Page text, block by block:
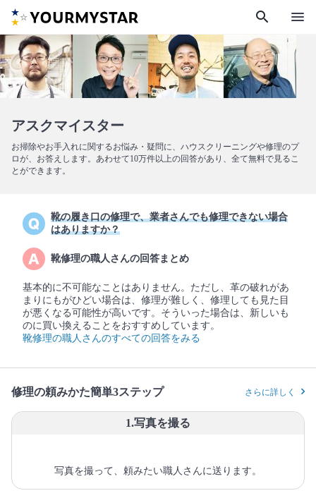
search menu
アスクマイスター
お掃除やお手入れに関するお悩み・疑問に、ハウスクリーニングや修理のプ
ロが、お答えします。あわせて10万件以上の回答があり、全て無料で見るこ
とができます。
靴の履き口の修理で、業者さんでも修理できない場合
はありますか？
靴修理の職人さんの回答まとめ
基本的に不可能なことはありません。ただし、革の破れがあ
まりにもがひどい場合は、修理が難しく、修理しても見た目
が悪くなる可能性が高いです。そういった場合は、新しいも
のに買い換えることをおすすめしています。
靴修理の職人さんのすべての回答をみる
修理の頼みかた簡単3ステップ さらに詳しく
1.写真を撮る
写真を撮って、頼みたい職人さんに送ります。